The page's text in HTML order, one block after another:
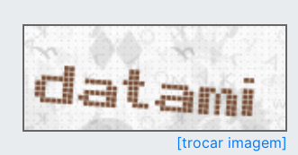
[trocar imagem]